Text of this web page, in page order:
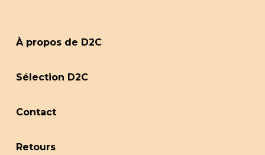
À propos de D2C
Sélection D2C
Contact
Retours